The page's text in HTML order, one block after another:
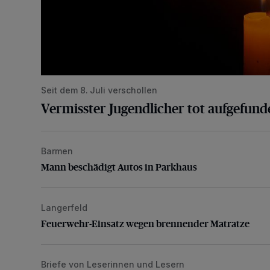
Seit dem 8. Juli verschollen
Vermisster Jugendlicher tot
Mann beschädigt Autos in Parkhaus
Barmen
Mann beschädigt Autos in Parkhaus
Feuerwehr-Einsatz wegen brennender Matratze
Langerfeld
Feuerwehr-Einsatz wegen brennender Matratze
„Stoßdämpfertest mit Unterbodenbehandlung“
Briefe von Leserinnen und Lesern